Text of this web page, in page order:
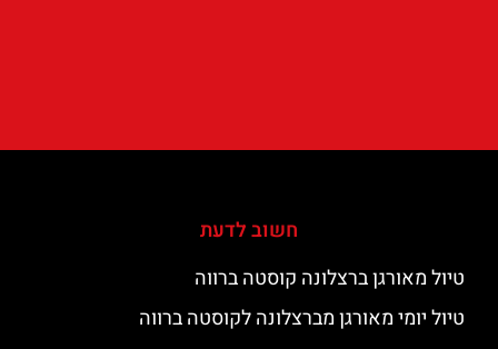
חשוב לדעת
טיול מאורגן ברצלונה קוסטה ברווה
טיול יומי מאורגן מברצלונה לקוסטה ברווה